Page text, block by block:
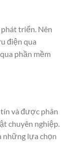
triển. Nên
điện qua
phần mềm
và được phân
chuyên nghiệp.
những lựa chọn